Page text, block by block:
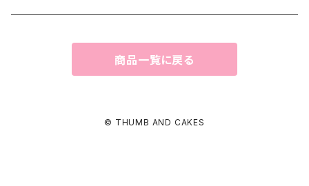
商品一覧に戻る
© THUMB AND CAKES